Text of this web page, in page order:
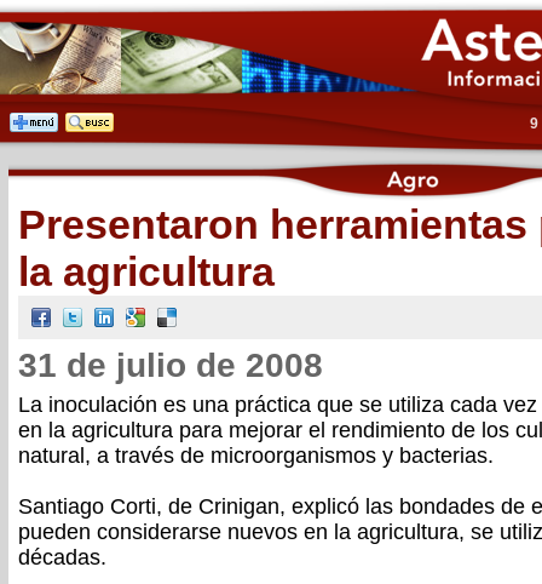
9
Presentaron herramientas
la agricultura
31 de julio de 2008
La inoculación es una práctica que se utiliza cada
en la agricultura para mejorar el rendimiento de los
natural, a través de microorganismos y bacterias.
Santiago Corti, de Crinigan, explicó las bondades de
pueden considerarse nuevos en la agricultura, se
décadas.